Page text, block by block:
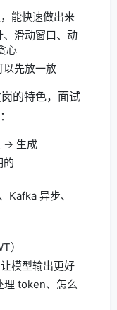
能快速做出来
滑动窗口、动
心
以先放一放
的特色，面试
→ 生成
的
Kafka 异步、
）
模型输出更好
理 token、怎么